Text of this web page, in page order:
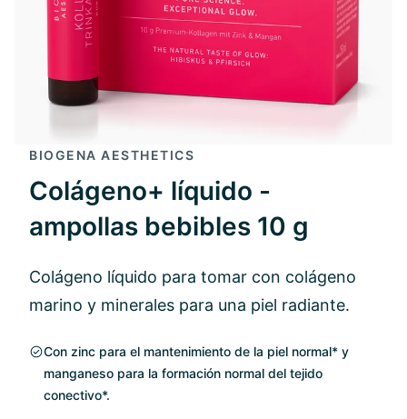
BIOGENA AESTHETICS
Colágeno+ líquido -
ampollas bebibles 10 g
Colágeno líquido para tomar con colágeno
marino y minerales para una piel radiante.
Con zinc para el mantenimiento de la piel normal* y
manganeso para la formación normal del tejido
conectivo*.